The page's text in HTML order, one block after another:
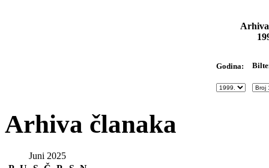
Godina:
Arhiva članaka
Juni 2025